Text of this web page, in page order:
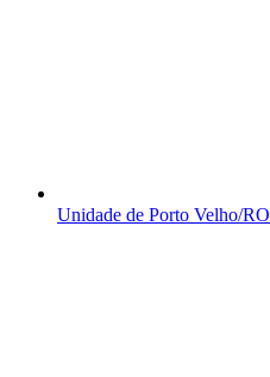
Unidade de Porto Velho/RO